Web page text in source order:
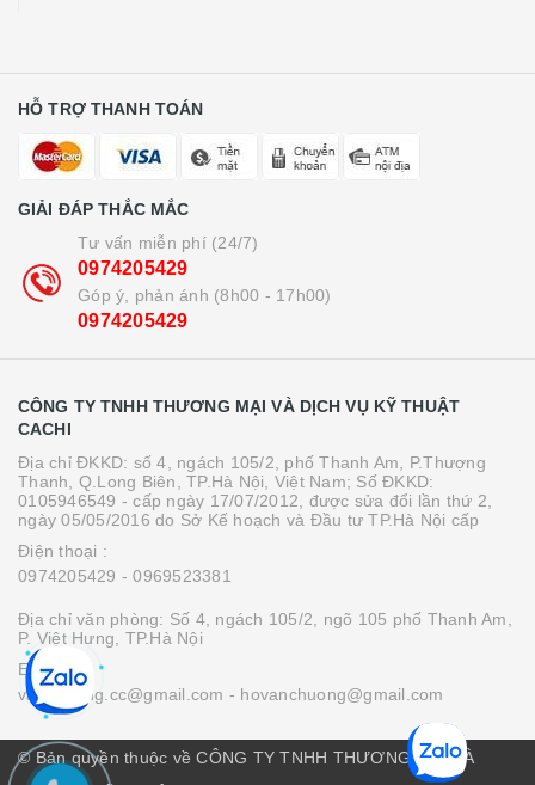
HỖ TRỢ THANH TOÁN
GIẢI ĐÁP THẮC MẮC
Tư vấn miễn phí (24/7)
0974205429
Góp ý, phản ánh (8h00 - 17h00)
0974205429
CÔNG TY TNHH THƯƠNG MẠI VÀ DỊCH VỤ KỸ THUẬT
CACHI
Địa chỉ ĐKKD: số 4, ngách 105/2, phố Thanh Am, P.Thượng
Thanh, Q.Long Biên, TP.Hà Nội, Việt Nam; Số ĐKKD:
0105946549 - cấp ngày 17/07/2012, được sửa đổi lần thứ 2,
ngày 05/05/2016 do Sở Kế hoạch và Đầu tư TP.Hà Nội cấp
Điện thoại :
0974205429 - 0969523381
Địa chỉ văn phòng: Số 4, ngách 105/2, ngõ 105 phố Thanh Am,
P. Việt Hưng, TP.Hà Nội
Email :
vanchuong.cc@gmail.com - hovanchuong@gmail.com
© Bản quyền thuộc về CÔNG TY TNHH THƯƠNG MẠI VÀ